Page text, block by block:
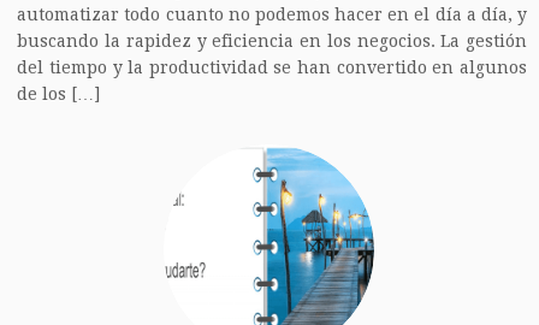
automatizar todo cuanto no podemos hacer en el día a día, y
buscando la rapidez y eficiencia en los negocios. La gestión
del tiempo y la productividad se han convertido en algunos
de los […]